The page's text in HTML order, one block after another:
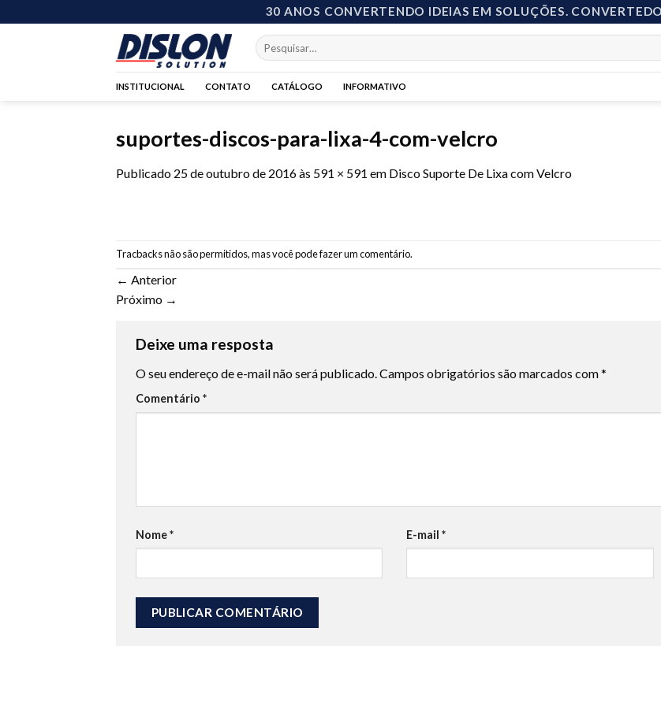
to
30 ANOS CONVERTENDO IDEIAS EM SOLUÇÕES.
Pesquisar
por:
INSTITUCIONAL CONTATO CATÁLOGO INFORMATIVO
suportes-discos-para-lixa-4-com-velcro
Publicado 25 de outubro de 2016às 591 × 591 em Disco Suporte De Lixa com Velcro
Tracbacks não são permitidos, mas você podefazer um comentário.
← Anterior
Próximo →
Deixe uma resposta
O seu endereço de e-mail não será publicado.Campos obrigatórios são marcados com*
Comentário *
Nome* E-mail*